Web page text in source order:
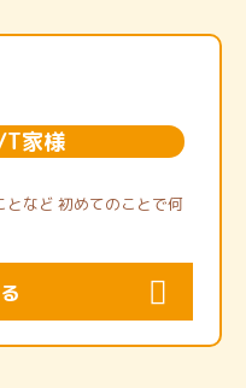
T家様
など 初めてのことで何